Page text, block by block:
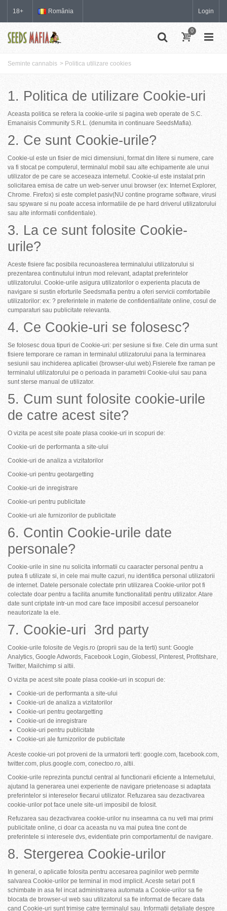
18+ România Login
0
Seminte cannabis > Politica utilizare cookies
1. Politica de utilizare Cookie-uri
Aceasta politica se refera la cookie-urile si pagina web operate de S.C.
Emanaisis Community S.R.L. (denumita in continuare SeedsMafia).
2. Ce sunt Cookie-urile?
Cookie-ul este un fisier de mici dimensiuni, format din litere si numere, care
va fi stocat pe computerul, terminalul mobil sau alte echipamente ale unui
utilizator de pe care se acceseaza internetul. Cookie-ul este instalat prin
solicitarea emisa de catre un web-server unui browser (ex: Internet Explorer,
Chrome. Firefox) si este complet pasiv(NU contine programe software, virusi
sau spyware si nu poate accesa informatiile de pe hard driverul utilizatorului
sau alte informatii confidentiale).
3. La ce sunt folosite Cookie-
urile?
Aceste fisiere fac posibila recunoasterea terminalului utilizatorului si
prezentarea continutului intrun mod relevant, adaptat preferintelor
utilizatorului. Cookie-urile asigura utilizatorilor o experienta placuta de
navigare si sustin eforturile Seedsmafia pentru a oferi servicii comfortabile
utilizatorilor: ex: ? preferintele in materie de confidentialitate online, cosul de
cumparaturi sau publicitate relevanta.
4. Ce Cookie-uri se folosesc?
Se folosesc doua tipuri de Cookie-uri: per sesiune si fixe. Cele din urma sunt
fisiere temporare ce raman in terminalul utilizatorului pana la terminarea
sesiunii sau inchiderea aplicatiei (browser-ului web).Fisierele fixe raman pe
terminalul utilizatorului pe o perioada in parametrii Cookie-ului sau pana
sunt sterse manual de utilizator.
5. Cum sunt folosite cookie-urile
de catre acest site?
O vizita pe acest site poate plasa cookie-uri in scopuri de:
Cookie-uri de performanta a site-ului
Cookie-uri de analiza a vizitatorilor
Cookie-uri pentru geotargetting
Cookie-uri de inregistrare
Cookie-uri pentru publicitate
Cookie-uri ale furnizorilor de publicitate
6. Contin Cookie-urile date
personale?
Cookie-urile in sine nu solicita informatii cu caaracter personal pentru a
putea fi utilizate si, in cele mai multe cazuri, nu identifica personal utilizatorii
de internet. Datele personale colectate prin utilizarea Cookie-urilor pot fi
colectate doar pentru a facilita anumite functionalitati pentru utilizator. Atare
date sunt criptate intr-un mod care face imposibil accesul persoanelor
neautorizate la ele.
7. Cookie-uri 3rd party
Cookie-urile folosite de Vegis.ro (proprii sau de la terti) sunt: Google
Analytics, Google Adwords, Facebook Login, Globessl, Pinterest, Profitshare,
Twitter, Mailchimp si altii.
O vizita pe acest site poate plasa cookie-uri in scopuri de:
Cookie-uri de performanta a site-ului
Cookie-uri de analiza a vizitatorilor
Cookie-uri pentru geotargetting
Cookie-uri de inregistrare
Cookie-uri pentru publicitate
Cookie-uri ale furnizorilor de publicitate
Aceste cookie-uri pot proveni de la urmatorii terti: google.com, facebook.com,
twitter.com, plus.google.com, conectoo.ro, altii.
Cookie-urile reprezinta punctul central al functionarii eficiente a Internetului,
ajutand la generarea unei experiente de navigare prietenoase si adaptata
preferintelor si intereselor fiecarui utilizator. Refuzarea sau dezactivarea
cookie-urilor pot face unele site-uri imposibil de folosit.
Refuzarea sau dezactivarea cookie-urilor nu inseamna ca nu veti mai primi
publicitate online, ci doar ca aceasta nu va mai putea tine cont de
preferintele si interesele dvs, evidentiate prin comportamentul de navigare.
8. Stergerea Cookie-urilor
In general, o aplicatie folosita pentru accesarea paginilor web permite
salvarea Cookie-urilor pe terminal in mod implicit. Aceste setari pot fi
schimbate in asa fel incat administrarea automata a Cookie-urilor sa fie
blocata de browser-ul web sau utilizatorul sa fie informat de fiecare data
cand Cookie-uri sunt trimise catre terminalul sau. Informatii detaliate despre